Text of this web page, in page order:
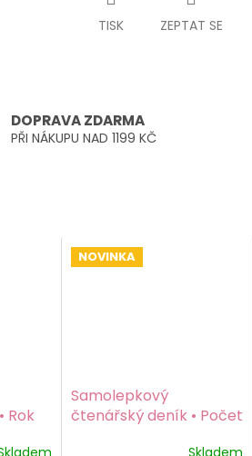
TISK ZEPTAT SE
DOPRAVA ZDARMA
PŘI NÁKUPU NAD 1199 KČ
Rok
NOVINKA
Samolepkový
čtenářský deník • Počet